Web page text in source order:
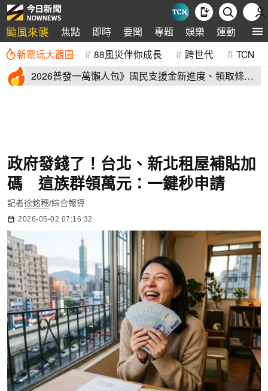
颱風來襲 焦點 即時 要聞 專題 娛樂 運動 全球
新電玩大觀園 88風災伴你成長 跨世代 TCN
2026普發一萬懶人包》國民支援金新進度、領取條
政府發錢了！台北、新北租屋補貼加
碼 這族群領萬元：一鍵秒申請
記者徐銘穗/綜合報導
2026-05-02 07:16:32